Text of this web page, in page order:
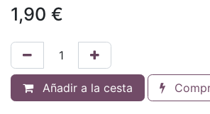
1,90 €
Añadir a la cesta